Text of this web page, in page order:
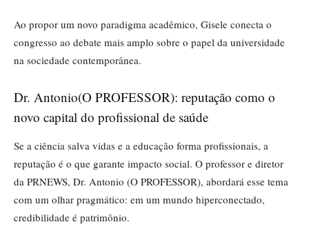
Ao propor um novo paradigma acadêmico, Gisele conecta o
congresso ao debate mais amplo sobre o papel da universidade
na sociedade contemporânea.
Dr. Antonio(O PROFESSOR): reputação como o
novo capital do profissional de saúde
Se a ciência salva vidas e a educação forma profissionais, a
reputação é o que garante impacto social. O professor e diretor
da PRNEWS, Dr. Antonio (O PROFESSOR), abordará esse tema
com um olhar pragmático: em um mundo hiperconectado,
credibilidade é patrimônio.